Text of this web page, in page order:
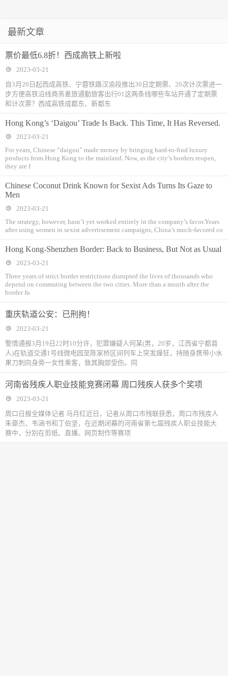
最新文章
票价最低6.8折！西成高铁上新啦
2023-03-21
自3月20日起西成高铁、宁蓉铁路汉渝段推出30日定期票、20次计次票进一
步方便高铁沿线商务差旅通勤旅客出行01这两条线哪些车站开通了定期票
和计次票？西成高铁成都东、新都东
Hong Kong’s ‘Daigou’ Trade Is Back. This Time, It Has Reversed.
2023-03-21
For years, Chinese “daigou” made money by bringing hard-to-find luxury
products from Hong Kong to the mainland. Now, as the city’s borders reopen,
they are f
Chinese Coconut Drink Known for Sexist Ads Turns Its Gaze to
Men
2023-03-21
‍The strategy, however, hasn’t yet worked entirely in the company’s favor.Years
after using women in sexist advertisement campaigns, China’s much-favored co
Hong Kong-Shenzhen Border: Back to Business, But Not as Usual
2023-03-21
Three years of strict border restrictions disrupted the lives of thousands who
depend on commuting between the two cities. More than a month after the
border fu
重庆轨道公安：已刑拘！
2023-03-21
警情通报3月19日22时10分许，犯罪嫌疑人何某(男，20岁，江西省宁都县
人)在轨道交通1号线微电园至陈家桥区间列车上突发躁狂，持随身携带小水
果刀刺向身旁一女性乘客，致其胸部受伤。同
河南省残疾人职业技能竞赛闭幕 周口残疾人获多个奖项
2023-03-21
周口日报全媒体记者 马月红近日，记者从周口市残联获悉，周口市残疾人
朱豪杰、韦涵书和丁伯坚，在近期闭幕的河南省第七届残疾人职业技能大
赛中，分别在剪纸、直播、网页制作等赛项